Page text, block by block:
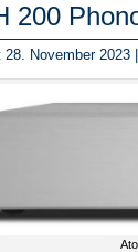
200
28. November 2023